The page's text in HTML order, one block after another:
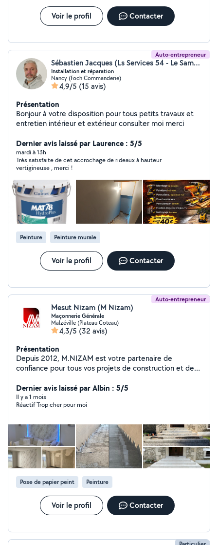
Voir le profil Contacter
Auto-entrepreneur
Sébastien Jacques (Ls Services 54 - Le Samaritain)
Installation et réparation
Nancy (Foch Commanderie)
4,9/5 (15 avis)
Présentation
Bonjour à votre disposition pour tous petits travaux et
entretien intérieur et extérieur consulter moi merci
Dernier avis laissé par Laurence : 5/5
mardi à 13h
Très satisfaite de cet accrochage de rideaux à hauteur
vertigineuse , merci !
Peinture Peinture murale
Voir le profil Contacter
Auto-entrepreneur
Mesut Nizam (M Nizam)
Maçonnerie Générale
Malzéville (Plateau Coteau)
4,3/5 (32 avis)
Présentation
Depuis 2012, M.NIZAM est votre partenaire de
confiance pour tous vos projets de construction et de
dans la maçonnerie, les revêtements muraux et les
revêtements de sol, nous vous offrons des services sur
mesure et de qualité supérieure. Contactez-nous dès
œuvres d'art.
Dernier avis laissé par Albin : 5/5
Il y a 1 mois
Réactif Trop cher pour moi
Pose de papier peint Peinture
Voir le profil Contacter